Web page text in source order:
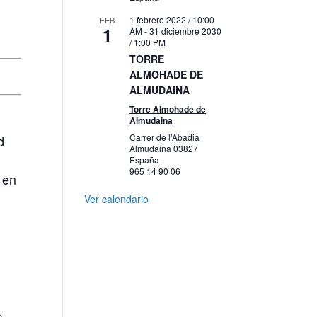
FEB
1
1 febrero 2022 / 10:00
AM-31 diciembre 2030
/ 1:00 PM
TORRE
ALMOHADE DE
ALMUDAINA
Torre Almohade de
Almudaina
Carrer de l'Abadia
Almudaina03827
España
965 14 90 06
Ver calendario